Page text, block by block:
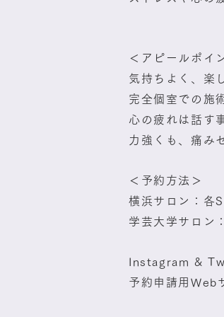
＜アピールポイ
気持ちよく、楽
完全個室での施
心の疲れは話す
力強くも、痛み
＜予約方法＞
横浜サロン：各
学芸大学サロン
Instagram &
予約申請用Web